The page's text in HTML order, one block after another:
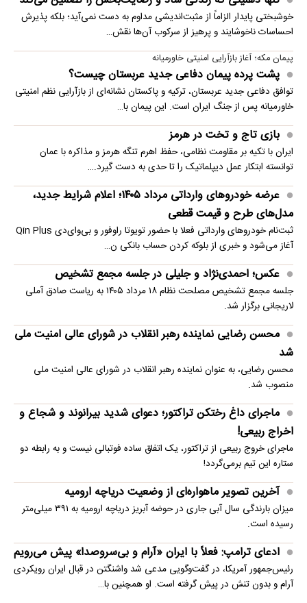
خوشبختی پایدار الزاماً از مثبت‌اندیشی مداوم به دست نمی‌آید؛ بلکه پذیرش
احساسات ناخوشایند و پرهیز از سرکوب آن‌ها نقش…
پیمان مکه؛ آغاز بازآرایی امنیتی خاورمیانه
پشت پرده پیمان دفاعی جدید عربستان چیست؟
توافق دفاعی جدید عربستان، ترکیه و پاکستان نشانه‌ای از بازآرایی نظم امنیتی
خاورمیانه پس از جنگ ایران است. این پیمان با…
بازی تاج و تخت در هرمز
ایران با تکیه بر مقاومت نظامی، حفظ اهرم تنگه هرمز و مذاکره با عمان
توانسته ابتکار عمل دیپلماتیک را تا حدی به دست گیرد.…
عرضه خودروهای وارداتی مرداد ۱۴۰۵؛ اعلام شرایط جدید،
مدل‌های طرح و قیمت قطعی
ثبت‌نام خودروهای وارداتی فعلا با حضور تویوتا راوفور و بی‌وای‌دی Qin Plus
آغاز می‌شود و خبری از بلوکه‌ کردن حساب بانکی ن…
عکس؛ احمدی‌نژاد و جلیلی در جلسه مجمع تشخیص
جلسه مجمع تشخیص مصلحت نظام ۱۸ مرداد ۱۴۰۵ به ریاست صادق آملی
لاریجانی برگزار شد.
محسن رضایی نماینده رهبر انقلاب در شورای عالی امنیت ملی
شد
محسن رضایی، به عنوان نماینده رهبر انقلاب در شورای عالی امنیت ملی
منصوب شد.
ماجرای داغ رختکن تراکتور؛ دعوای شدید بیرانوند و شجاع و
اخراج ربیعی!
ماجرای خروج ربیعی از تراکتور، یک اتفاق ساده فوتبالی نیست و به رابطه دو
ستاره این تیم برمی‌گردد!
آخرین تصویر ماهواره‌ای از وضعیت دریاچه ارومیه
میزان بارندگی سال آبی جاری در حوضه آبریز دریاچه ارومیه به ۳۹۱ میلی‌متر
رسیده است.
ادعای ترامپ: فعلاً با ایران «آرام و بی‌سروصدا» پیش می‌رویم
رئیس‌جمهور آمریکا، در گفت‌وگویی مدعی شد واشنگتن در قبال ایران رویکردی
آرام و بدون تنش در پیش گرفته است. او همچنین با…